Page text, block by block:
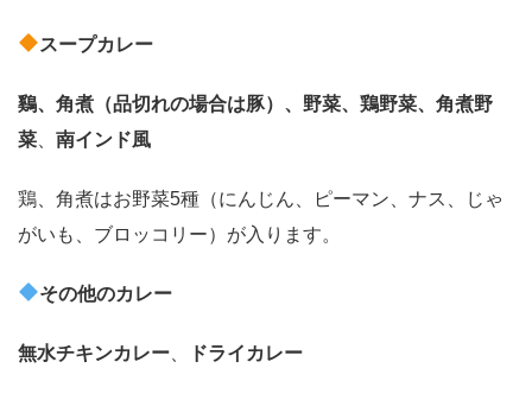
スープカレー
鷄、角煮（品切れの場合は豚）、野菜、鶏野菜、角煮野
菜
南インド風
鶏、角煮はお野菜5種（にんじん、ピーマン、ナス、じゃ
がいも、ブロッコリー）が入ります。
その他のカレー
無水チキンカレー ドライカレー